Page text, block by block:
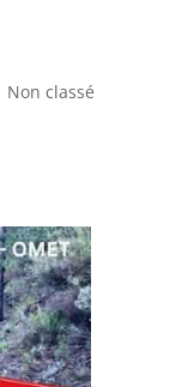
Non classé